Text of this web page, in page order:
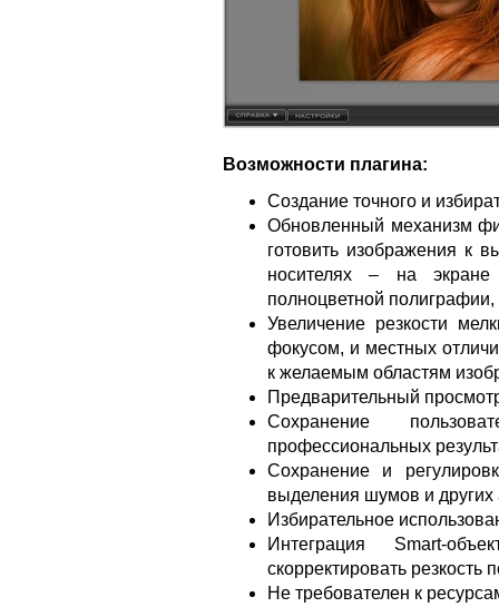
Возможности плагина:
Создание точного и
Обновленный механизм
готовить изображения к
носителях – на
полноцветной
Увеличение резкости
фокусом, и местных
к желаемым областям
Предварительный
Сохранение
профессиональных
Сохранение и
выделения шумов и других
Избирательное
Интеграция Smart-
скорректировать резкость
Не требователен к